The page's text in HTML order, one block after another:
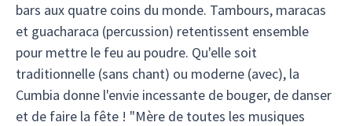
bars aux quatre coins du monde. Tambours, maracas
et guacharaca (percussion) retentissent ensemble
pour mettre le feu au poudre. Qu'elle soit
traditionnelle (sans chant) ou moderne (avec), la
Cumbia donne l'envie incessante de bouger, de danser
et de faire la fête ! "Mère de toutes les musiques